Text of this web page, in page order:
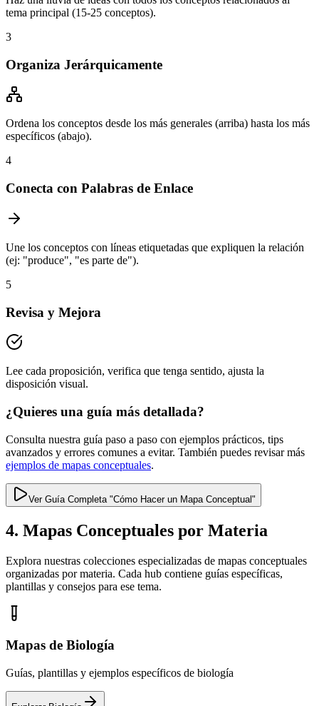
tema principal (15-25 conceptos).
3
Organiza Jerárquicamente
Ordena los conceptos desde los más generales (arriba) hasta los más
específicos (abajo).
4
Conecta con Palabras de Enlace
Une los conceptos con líneas etiquetadas que expliquen la relación
(ej: "produce", "es parte de").
5
Revisa y Mejora
Lee cada proposición, verifica que tenga sentido, ajusta la
disposición visual.
¿Quieres una guía más detallada?
Consulta nuestra guía paso a paso con ejemplos prácticos, tips
avanzados y errores comunes a evitar. También puedes revisar más
ejemplos de mapas conceptuales.
Ver Guía Completa "Cómo Hacer un Mapa Conceptual"
4. Mapas Conceptuales por Materia
Explora nuestras colecciones especializadas de mapas conceptuales
organizadas por materia. Cada hub contiene guías específicas,
plantillas y consejos para ese tema.
Mapas de Biología
Guías, plantillas y ejemplos específicos de biología